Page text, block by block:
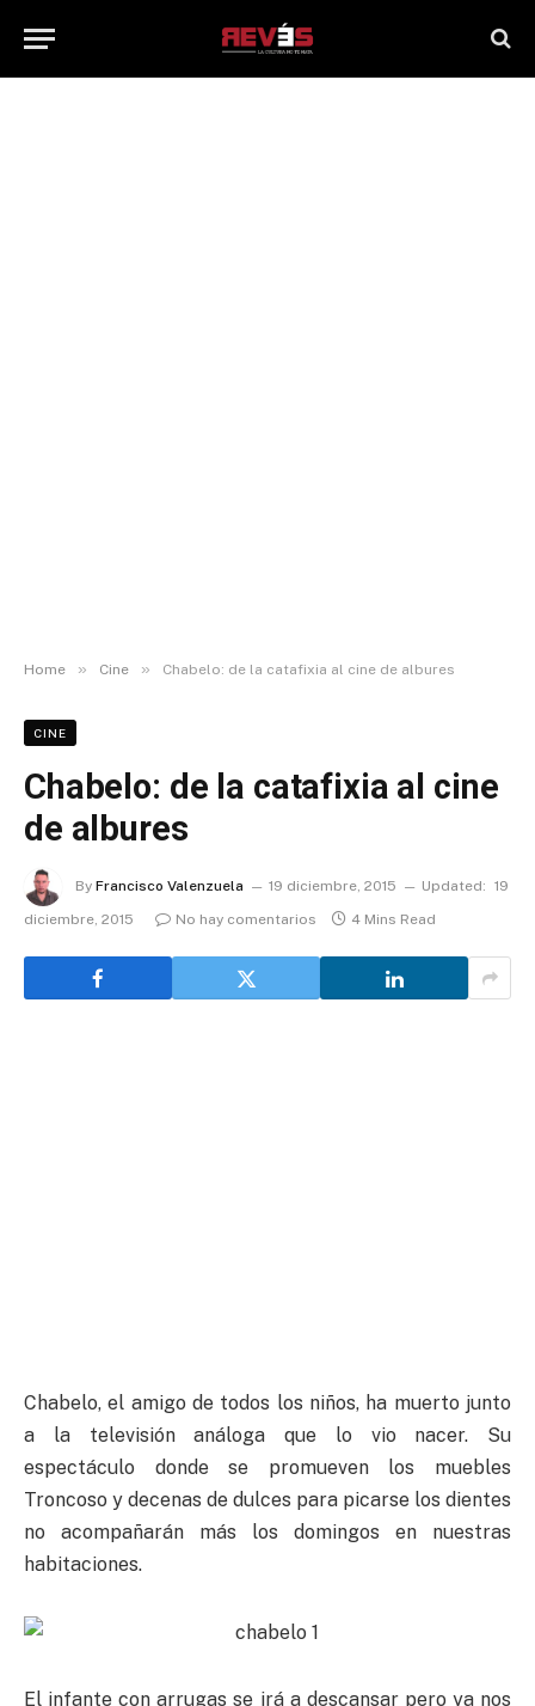
Home » Cine » Chabelo: de la catafixia al cine de albures
CINE
Chabelo: de la catafixia al cine
de albures
By Francisco Valenzuela 19 diciembre, 2015 Updated: 19
diciembre, 2015
No hay comentarios 4 Mins Read
Chabelo, el amigo de todos los niños, ha muerto junto
a la televisión análoga que lo vio nacer. Su
espectáculo donde se promueven los muebles
Troncoso y decenas de dulces para picarse los dientes
no acompañarán más los domingos en nuestras
habitaciones.
El infante con arrugas se irá a descansar pero ya nos